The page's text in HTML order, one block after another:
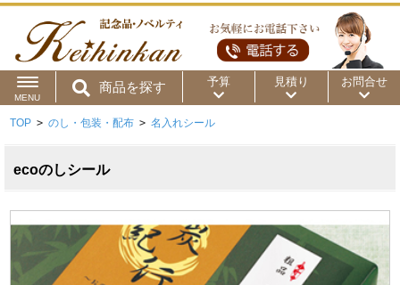
MENU
商品を探す 予算
用途から
商品カテゴリ
価格帯から
～50円
～2,000円 ～5,000円 ～10,000円
～15,000円 ～20,000円 ～30,000円
見積り お問合せ
TOP > のし・包装・配布 > 名入れシール
ecoのしシール